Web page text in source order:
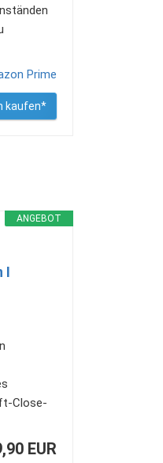
kaufen*
ANGEBOT
I
Close-
EUR